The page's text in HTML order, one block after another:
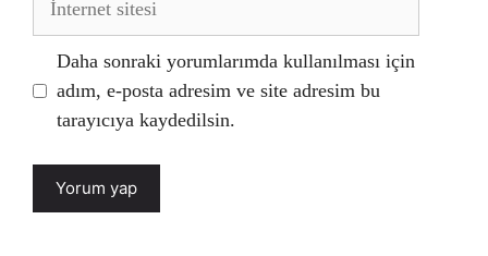
Daha sonraki yorumlarımda kullanılması için
adım, e-posta adresim ve site adresim bu
tarayıcıya kaydedilsin.